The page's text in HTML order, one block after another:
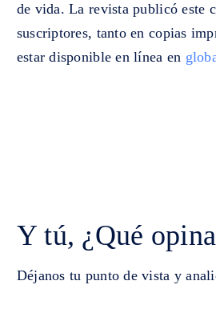
de vida. La revista publicó este
suscriptores, tanto en copias
estar disponible en línea en
Y tú, ¿Qué
Déjanos tu punto de vista y